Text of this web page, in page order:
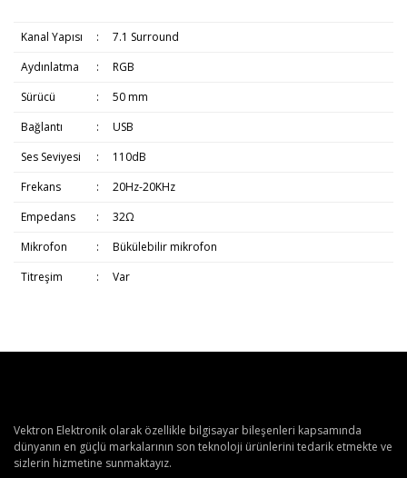
Kanal Yapısı :
7.1 Surround
Aydınlatma
:
RGB
Sürücü
:
50 mm
Bağlantı
:
USB
Ses Seviyesi
:
110dB
Frekans
:
20Hz-20KHz
Empedans
:
32Ω
Mikrofon
:
Bükülebilir mikrofon
Titreşim
: Var
Vektron Elektronik olarak özellikle bilgisayar bileşenleri kapsamında
dünyanın en güçlü markalarının son teknoloji ürünlerini tedarik etmekte ve
sizlerin hizmetine sunmaktayız.